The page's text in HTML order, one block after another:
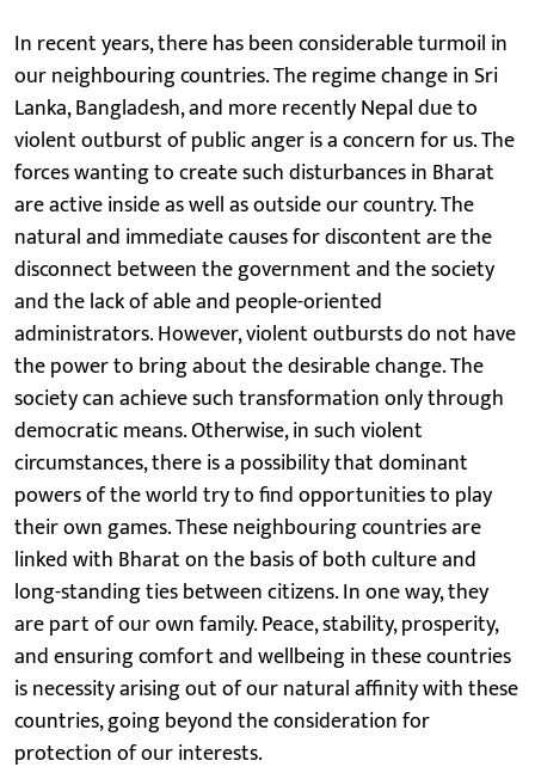
In recent years, there has been considerable turmoil in
our neighbouring countries. The regime change in Sri
Lanka, Bangladesh, and more recently Nepal due to
violent outburst of public anger is a concern for us. The
forces wanting to create such disturbances in Bharat
are active inside as well as outside our country. The
natural and immediate causes for discontent are the
disconnect between the government and the society
and the lack of able and people-oriented
administrators. However, violent outbursts do not have
the power to bring about the desirable change. The
society can achieve such transformation only through
democratic means. Otherwise, in such violent
circumstances, there is a possibility that dominant
powers of the world try to find opportunities to play
their own games. These neighbouring countries are
linked with Bharat on the basis of both culture and
long-standing ties between citizens. In one way, they
are part of our own family. Peace, stability, prosperity,
and ensuring comfort and wellbeing in these countries
is necessity arising out of our natural affinity with these
countries, going beyond the consideration for
protection of our interests.